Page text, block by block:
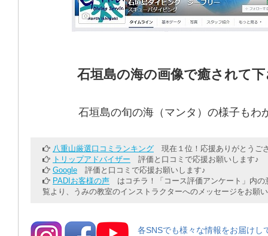
石垣島の海の画像で癒されて
石垣島の旬の海（マンタ）の様子もわ
八重山厳選口コミランキング 現在１位！応援ありがとうご
トリップアドバイザー 評価と口コミで応援お願いします♪
Google 評価と口コミで応援お願いします♪
PADIお客様の声 はコチラ！「コース評価アンケート」内の
覧より、うみの教室のインストラクターへのメッセージをお願
各SNSでも様々な情報をお届けし